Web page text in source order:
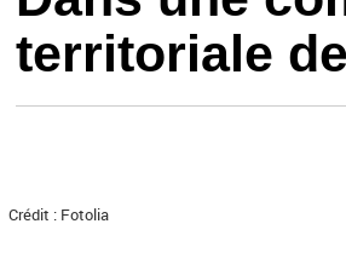
territoriale
Crédit : Fotolia